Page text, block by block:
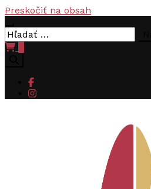
Preskočiť na obsah
Hľadať: